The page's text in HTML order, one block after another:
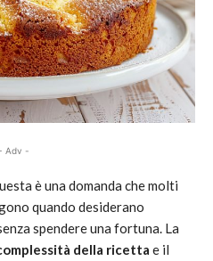
Adv -
è una domanda che molti
quando desiderano
spendere una fortuna. La
della ricetta e il